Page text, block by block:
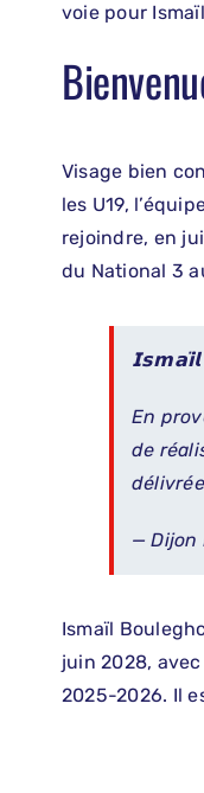
voie pour
Visage bien
les U19,
rejoindre, en
du National 3
En
de
— Dijon
Ismaïl
juin 2028,
2025-2026. Il